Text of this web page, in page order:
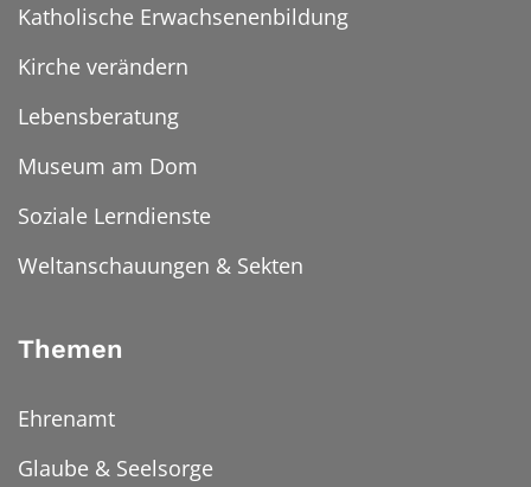
Katholische Erwachsenenbildung
Kirche verändern
Lebensberatung
Museum am Dom
Soziale Lerndienste
Weltanschauungen & Sekten
Themen
Ehrenamt
Glaube & Seelsorge